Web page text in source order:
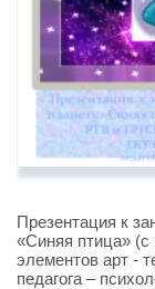
Презентация к
«Синяя птица»
элементов арт -
педагога –